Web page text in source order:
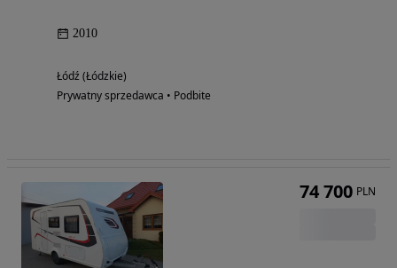
2010
Łódź (Łódzkie)
Prywatny sprzedawca • Podbite
74 700 PLN